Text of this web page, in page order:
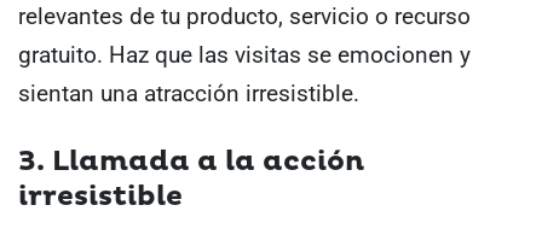
relevantes de tu producto, servicio o recurso
gratuito. Haz que las visitas se emocionen y
sientan una atracción irresistible.
3. Llamada a la acción
irresistible